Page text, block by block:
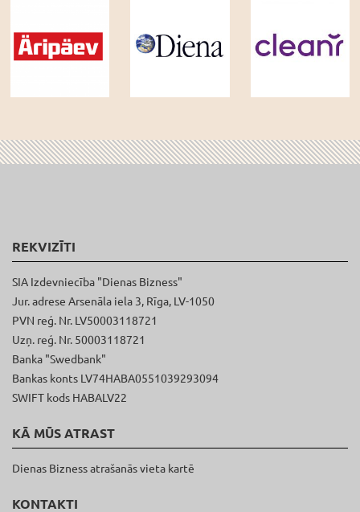
REKVIZĪTI
SIA Izdevniecība "Dienas Bizness"
Jur. adrese Arsenāla iela 3, Rīga, LV-1050
PVN reģ. Nr. LV50003118721
Uzņ. reģ. Nr. 50003118721
Banka "Swedbank"
Bankas konts LV74HABA0551039293094
SWIFT kods HABALV22
KĀ MŪS ATRAST
Dienas Bizness atrašanās vieta kartē
KONTAKTI